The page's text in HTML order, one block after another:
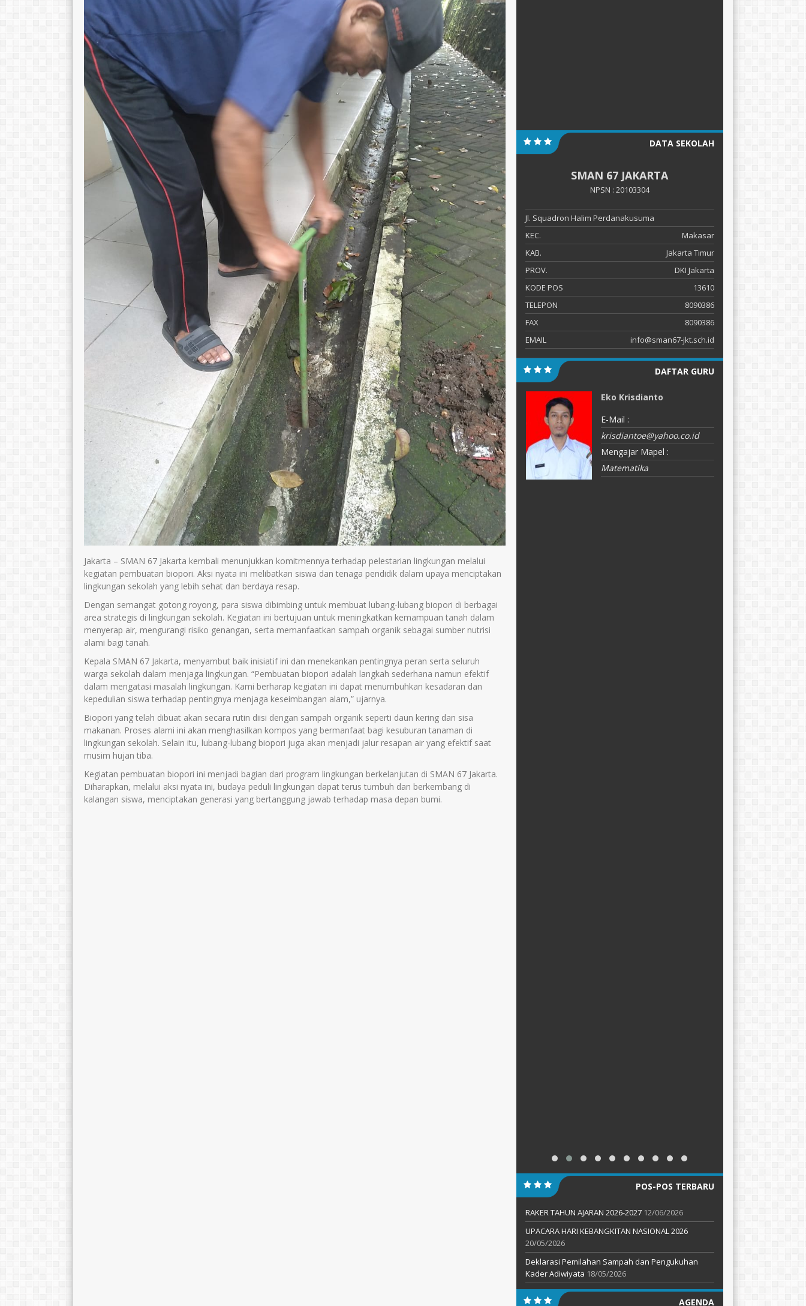
Jakarta – SMAN 67 Jakarta kembali menunjukkan komitmennya terhadap pelestarian lingkungan melalui
kegiatan pembuatan biopori. Aksi nyata ini melibatkan siswa dan tenaga pendidik dalam upaya menciptakan
lingkungan sekolah yang lebih sehat dan berdaya resap.
Dengan semangat gotong royong, para siswa dibimbing untuk membuat lubang-lubang biopori di berbagai
area strategis di lingkungan sekolah. Kegiatan ini bertujuan untuk meningkatkan kemampuan tanah dalam
menyerap air, mengurangi risiko genangan, serta memanfaatkan sampah organik sebagai sumber nutrisi
alami bagi tanah.
Kepala SMAN 67 Jakarta, menyambut baik inisiatif ini dan menekankan pentingnya peran serta seluruh
warga sekolah dalam menjaga lingkungan. “Pembuatan biopori adalah langkah sederhana namun efektif
dalam mengatasi masalah lingkungan. Kami berharap kegiatan ini dapat menumbuhkan kesadaran dan
kepedulian siswa terhadap pentingnya menjaga keseimbangan alam,” ujarnya.
Biopori yang telah dibuat akan secara rutin diisi dengan sampah organik seperti daun kering dan sisa
makanan. Proses alami ini akan menghasilkan kompos yang bermanfaat bagi kesuburan tanaman di
lingkungan sekolah. Selain itu, lubang-lubang biopori juga akan menjadi jalur resapan air yang efektif saat
musim hujan tiba.
Kegiatan pembuatan biopori ini menjadi bagian dari program lingkungan berkelanjutan di SMAN 67 Jakarta.
Diharapkan, melalui aksi nyata ini, budaya peduli lingkungan dapat terus tumbuh dan berkembang di
kalangan siswa, menciptakan generasi yang bertanggung jawab terhadap masa depan bumi.
DATA SEKOLAH
SMAN 67 JAKARTA
NPSN : 20103304
Jl. Squadron Halim Perdanakusuma
KEC.
Makasar
KAB.
Jakarta Timur
PROV.
DKI Jakarta
KODE POS
13610
TELEPON
8090386
FAX
8090386
EMAIL
info@sman67-jkt.sch.id
DAFTAR GURU
Ratna Sari, M.Pd.
E-Mail :
Mengajar Mapel :
Bahasa Indonesia
Fahruroji, S.Pdi.
E-Mail :
fahrurozi@sman67-
jkt.sch.id
Mengajar Mapel :
Pend. Agama Islam
Eko Krisdianto
E-Mail :
krisdiantoe@yahoo.co.id
Mengajar Mapel :
Matematika
POS-POS TERBARU
RAKER TAHUN AJARAN 2026-2027 12/06/2026
UPACARA HARI KEBANGKITAN NASIONAL 2026
20/05/2026
Deklarasi Pemilahan Sampah dan Pengukuhan
Kader Adiwiyata 18/05/2026
AGENDA